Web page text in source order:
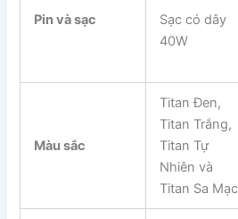
Pin và sạc
Sạc có dây
40W
Màu sắc
Titan Đen,
Titan Trắng,
Titan Tự
Nhiên và
Titan Sa Mạc